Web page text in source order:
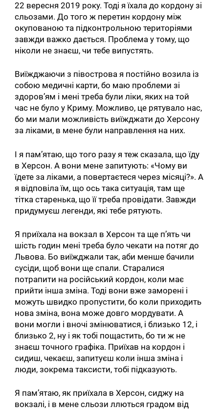
22 вересня 2019 року. Тоді я їхала до кордону зі
сльозами. До того ж перетин кордону між
окупованою та підконтрольною територіями
завжди важко дається. Проблема у тому, що
ніколи не знаєш, чи тебе випустять.
Виїжджаючи з півострова я постійно возила із
собою медичні карти, бо маю проблеми зі
здоров’ям і мені треба були ліки, яких на той
час не було у Криму. Можливо, це рятувало нас,
бо ми мали можливість виїжджати до Херсону
за ліками, в мене були направлення на них.
І я пам’ятаю, що того разу я теж сказала, що їду
в Херсон. А вони мене запитують: «Чому ви
їдете за ліками, а повертаєтеся через місяці?». А
я відповіла їм, що ось така ситуація, там ще
тітка старенька, що її треба провідати. Завжди
придумуєш легенди, які тебе рятують.
Я приїхала на вокзал в Херсон та ще п’ять чи
шість годин мені треба було чекати на потяг до
Львова. Бо виїжджали так, аби менше бачили
сусіди, щоб вони ще спали. Старалися
потрапити на російський кордон, коли має
прийти інша зміна. Тоді вони вже заморені і
можуть швидко пропустити, бо коли приходить
нова зміна, вона може довго мордувати. А
вони могли і вночі змінюватися, і близько 12, і
близько 2, ну і як тобі пощастить, бо ти ж не
знаєш точного графіка. Приїхав на кордон і
сидиш, чекаєш, запитуєш коли інша зміна і
люди, зокрема таксисти, тобі підказують.
Я пам’ятаю, як приїхала в Херсон, сиджу на
вокзалі, і в мене сльози ллються градом від